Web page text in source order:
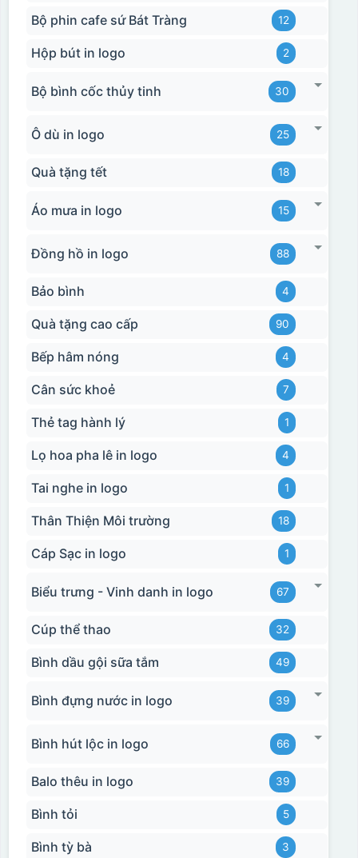
Bộ phin cafe sứ Bát Tràng 12
Hộp bút in logo 2
Bộ bình cốc thủy tinh 30
Ô dù in logo 25
Quà tặng tết 18
Áo mưa in logo 15
Đồng hồ in logo 88
Bảo bình 4
Quà tặng cao cấp 90
Bếp hâm nóng 4
Cân sức khoẻ 7
Thẻ tag hành lý 1
Lọ hoa pha lê in logo 4
Tai nghe in logo 1
Thân Thiện Môi trường 18
Cáp Sạc in logo 1
Biểu trưng - Vinh danh in logo 67
Cúp thể thao 32
Bình dầu gội sữa tắm 49
Bình đựng nước in logo 39
Bình hút lộc in logo 66
Balo thêu in logo 39
Bình tỏi 5
Bình tỳ bà 3